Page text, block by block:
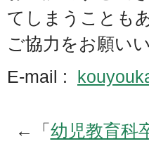
てしまうことも
ご協力をお願い
E-mail :
←「 幼児教育科